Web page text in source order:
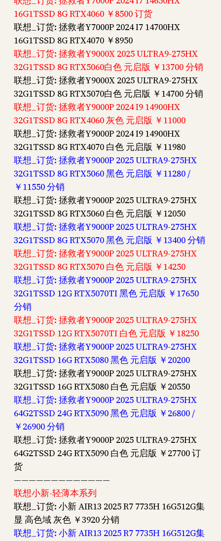
16G1TSSD 8G RTX4060 ￥8500 订货
联想_订货: 拯救者Y7000P 2024 I7 14700HX
16G1TSSD 8G RTX4070 ￥8950
联想_订货: 拯救者Y9000X 2025 ULTRA9-275HX
32G1TSSD 8G RTX5060白色 元启版 ￥13700 分销
联想_订货: 拯救者Y9000X 2025 ULTRA9-275HX
32G1TSSD 8G RTX5070白色 元启版 ￥14700 分销
联想_订货: 拯救者Y9000P 2024 I9 14900HX
32G1TSSD 8G RTX4060 灰色 元启版 ￥11000
联想_订货: 拯救者Y9000P 2024 I9 14900HX
32G1TSSD 8G RTX4070 白色 元启版 ￥11980
联想_订货: 拯救者Y9000P 2025 ULTRA9-275HX
32G1TSSD 8G RTX5060 黑色 元启版 ￥11280 /
￥11550 分销
联想_订货: 拯救者Y9000P 2025 ULTRA9-275HX
32G1TSSD 8G RTX5060 白色 元启版 ￥12050
联想_订货: 拯救者Y9000P 2025 ULTRA9-275HX
32G1TSSD 8G RTX5070 黑色 元启版 ￥13400 分销
联想_订货: 拯救者Y9000P 2025 ULTRA9-275HX
32G1TSSD 8G RTX5070 白色 元启版 ￥14250
联想_订货: 拯救者Y9000P 2025 ULTRA9-275HX
32G1TSSD 12G RTX5070TI 黑色 元启版 ￥17650
分销
联想_订货: 拯救者Y9000P 2025 ULTRA9-275HX
32G1TSSD 12G RTX5070TI 白色 元启版 ￥18250
联想_订货: 拯救者Y9000P 2025 ULTRA9-275HX
32G1TSSD 16G RTX5080 黑色 元启版 ￥20200
联想_订货: 拯救者Y9000P 2025 ULTRA9-275HX
32G1TSSD 16G RTX5080 白色 元启版 ￥20550
联想_订货: 拯救者Y9000P 2025 ULTRA9-275HX
64G2TSSD 24G RTX5090 黑色 元启版 ￥26800 /
￥26900 分销
联想_订货: 拯救者Y9000P 2025 ULTRA9-275HX
64G2TSSD 24G RTX5090 白色 元启版 ￥27700 订
货
—————————————
联想小新-轻薄本系列
联想_订货: 小新 AIR13 2025 R7 7735H 16G512G集
显 高色域 灰色 ￥3920 分销
联想_订货: 小新 AIR13 2025 R7 7735H 16G512G集